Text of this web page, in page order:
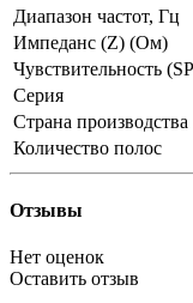
Диапазон частот, Гц
Импеданс (Z) (Ом)
Чувствительность
Серия
Страна производства
Количество полос
Отзывы
Нет оценок
Оставить отзыв